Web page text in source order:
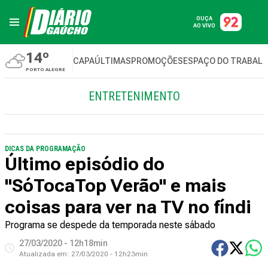
OUÇA
AO VIVO
14º
PORTO ALEGRE
CAPAÚLTIMASPROMOÇÕESESPAÇO DO
ENTRETENIMENTO
DICAS DA PROGRAMAÇÃO
Último episódio do
"SóTocaTop Verão" e mais
coisas para ver na TV no fíndi
Programa se despede da temporada neste sábado
27/03/2020 - 12h18min
Atualizada em: 27/03/2020 - 12h23min